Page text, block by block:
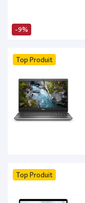
-9%
Top Produit
Top Produit